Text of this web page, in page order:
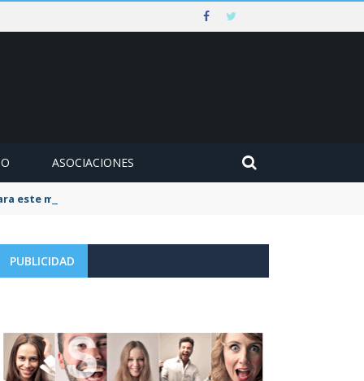
ASOCIACIONES
este mes de agosto
PUBLICIDAD